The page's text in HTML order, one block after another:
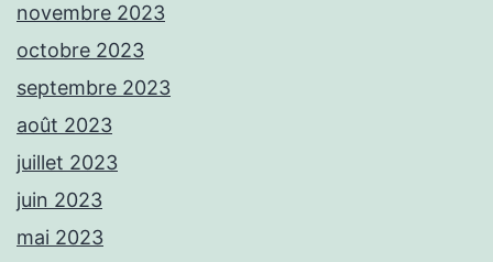
novembre 2023
octobre 2023
septembre 2023
août 2023
juillet 2023
juin 2023
mai 2023